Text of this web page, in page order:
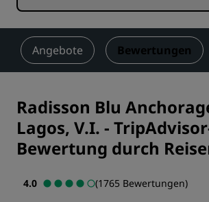
Angebote Bewertungen
Radisson Blu
Lagos, V.I. -
Bewertung durch
4.0 (1765 Bewertungen)